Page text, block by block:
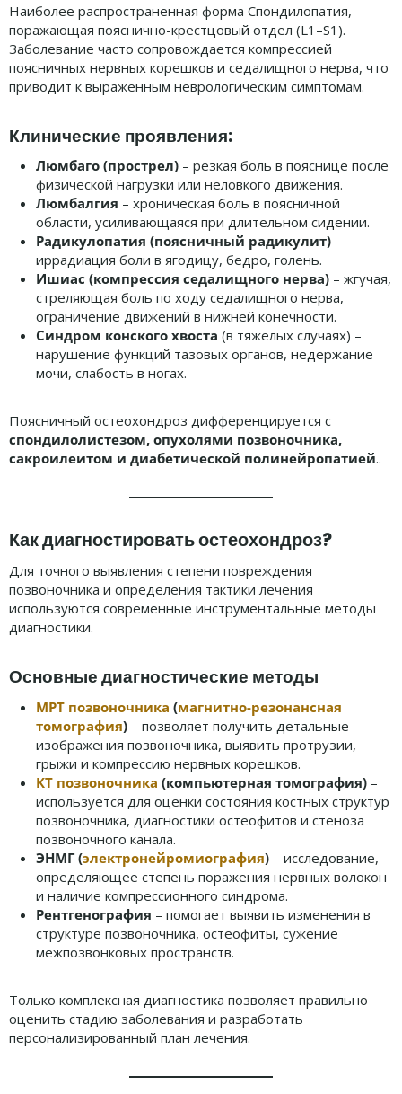
Наиболее распространенная форма Спондилопатия,
поражающая пояснично-крестцовый отдел (L1–S1).
Заболевание часто сопровождается компрессией
поясничных нервных корешков и седалищного нерва, что
приводит к выраженным неврологическим симптомам.
Клинические проявления:
Люмбаго (прострел) – резкая боль в пояснице после
физической нагрузки или неловкого движения.
Люмбалгия – хроническая боль в поясничной
области, усиливающаяся при длительном сидении.
Радикулопатия (поясничный радикулит) –
иррадиация боли в ягодицу, бедро, голень.
Ишиас (компрессия седалищного нерва) – жгучая,
стреляющая боль по ходу седалищного нерва,
ограничение движений в нижней конечности.
Синдром конского хвоста (в тяжелых случаях) –
нарушение функций тазовых органов, недержание
мочи, слабость в ногах.
Поясничный остеохондроз дифференцируется с
спондилолистезом, опухолями позвоночника,
сакроилеитом и диабетической полинейропатией..
Как диагностировать остеохондроз?
Для точного выявления степени повреждения
позвоночника и определения тактики лечения
используются современные инструментальные методы
диагностики.
Основные диагностические методы
МРТ позвоночника (магнитно-резонансная
томография) – позволяет получить детальные
изображения позвоночника, выявить протрузии,
грыжи и компрессию нервных корешков.
КТ позвоночника (компьютерная томография) –
используется для оценки состояния костных структур
позвоночника, диагностики остеофитов и стеноза
позвоночного канала.
ЭНМГ (электронейромиография) – исследование,
определяющее степень поражения нервных волокон
и наличие компрессионного синдрома.
Рентгенография – помогает выявить изменения в
структуре позвоночника, остеофиты, сужение
межпозвонковых пространств.
Только комплексная диагностика позволяет правильно
оценить стадию заболевания и разработать
персонализированный план лечения.